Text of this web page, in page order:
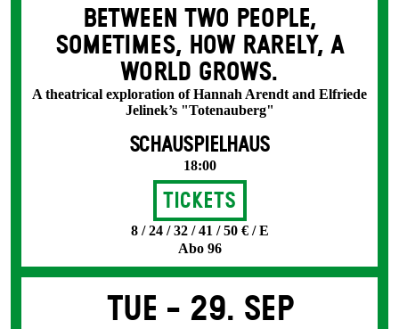
BETWEEN TWO PEOPLE,
SOMETIMES, HOW RARELY, A
WORLD GROWS.
A theatrical exploration of Hannah Arendt and Elfriede
Jelinek’s "Totenauberg"
SCHAUSPIELHAUS
18:00
Tickets
8 / 24 / 32 / 41 / 50 € / E
Abo 96
Tue - 29. Sep